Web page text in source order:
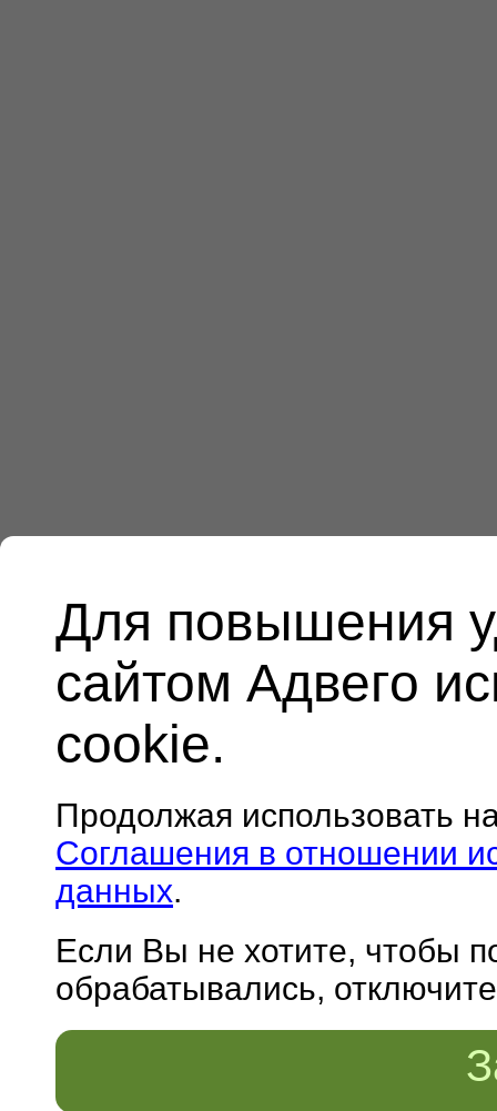
Для повышения
сайтом Адвего
cookie.
Продолжая использовать
Соглашения в отношении
данных.
Если Вы не хотите, чтобы
обрабатывались,